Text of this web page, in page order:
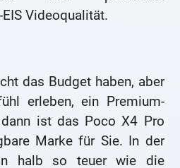
Videoqualität.
das Budget haben, aber
erleben, ein Premium-
ist das Poco X4 Pro
Marke für Sie. In der
halb so teuer wie die